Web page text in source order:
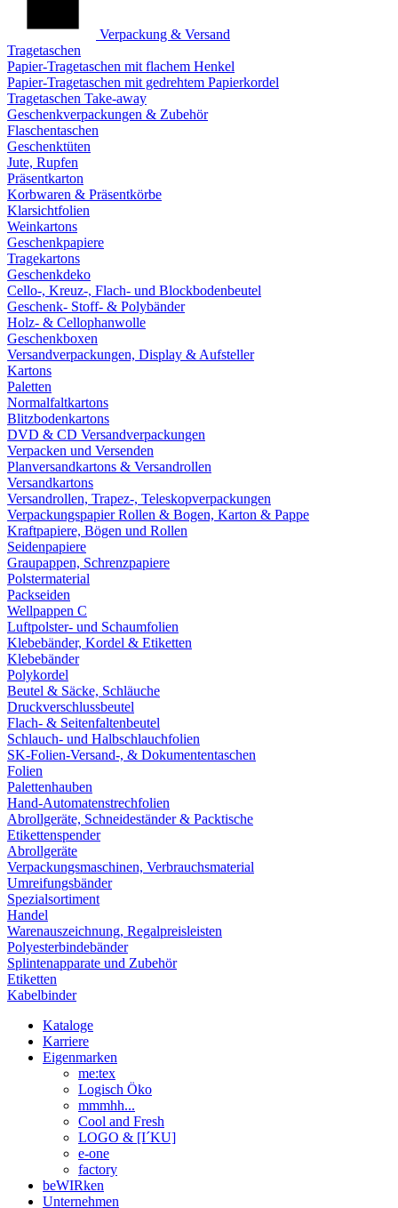
Verpackung & Versand
Tragetaschen
Papier-Tragetaschen mit flachem Henkel
Papier-Tragetaschen mit gedrehtem Papierkordel
Tragetaschen Take-away
Geschenkverpackungen & Zubehör
Flaschentaschen
Geschenktüten
Jute, Rupfen
Präsentkarton
Korbwaren & Präsentkörbe
Klarsichtfolien
Weinkartons
Geschenkpapiere
Tragekartons
Geschenkdeko
Cello-, Kreuz-, Flach- und Blockbodenbeutel
Geschenk- Stoff- & Polybänder
Holz- & Cellophanwolle
Geschenkboxen
Versandverpackungen, Display & Aufsteller
Kartons
Paletten
Normalfaltkartons
Blitzbodenkartons
DVD & CD Versandverpackungen
Verpacken und Versenden
Planversandkartons & Versandrollen
Versandkartons
Versandrollen, Trapez-, Teleskopverpackungen
Verpackungspapier Rollen & Bogen, Karton & Pappe
Kraftpapiere, Bögen und Rollen
Seidenpapiere
Graupappen, Schrenzpapiere
Polstermaterial
Packseiden
Wellpappen C
Luftpolster- und Schaumfolien
Klebebänder, Kordel & Etiketten
Klebebänder
Polykordel
Beutel & Säcke, Schläuche
Druckverschlussbeutel
Flach- & Seitenfaltenbeutel
Schlauch- und Halbschlauchfolien
SK-Folien-Versand-, & Dokumententaschen
Folien
Palettenhauben
Hand-Automatenstrechfolien
Abrollgeräte, Schneideständer & Packtische
Etikettenspender
Abrollgeräte
Verpackungsmaschinen, Verbrauchsmaterial
Umreifungsbänder
Spezialsortiment
Handel
Warenauszeichnung, Regalpreisleisten
Polyesterbindebänder
Splintenapparate und Zubehör
Etiketten
Kabelbinder
Kataloge
Karriere
Eigenmarken
me:tex
Logisch Öko
mmmhh...
Cool and Fresh
LOGO & [I´KU]
e-one
factory
beWIRken
Unternehmen